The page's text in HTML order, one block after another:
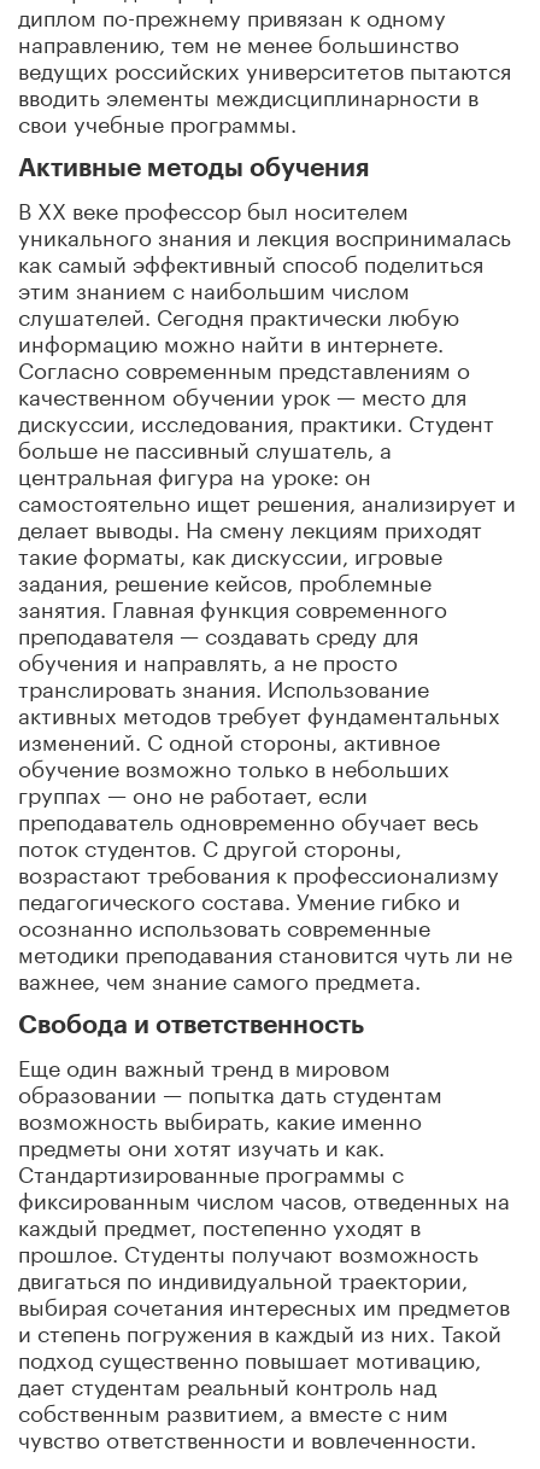
диплом по-прежнему привязан к одному
направлению, тем не менее большинство
ведущих российских университетов пытаются
вводить элементы междисциплинарности в
свои учебные программы.
Активные методы обучения
В ХХ веке профессор был носителем
уникального знания и лекция воспринималась
как самый эффективный способ поделиться
этим знанием с наибольшим числом
слушателей. Сегодня практически любую
информацию можно найти в интернете.
Согласно современным представлениям о
качественном обучении урок — место для
дискуссии, исследования, практики. Студент
больше не пассивный слушатель, а
центральная фигура на уроке: он
самостоятельно ищет решения, анализирует и
делает выводы. На смену лекциям приходят
такие форматы, как дискуссии, игровые
задания, решение кейсов, проблемные
занятия. Главная функция современного
преподавателя — создавать среду для
обучения и направлять, а не просто
транслировать знания. Использование
активных методов требует фундаментальных
изменений. С одной стороны, активное
обучение возможно только в небольших
группах — оно не работает, если
преподаватель одновременно обучает весь
поток студентов. С другой стороны,
возрастают требования к профессионализму
педагогического состава. Умение гибко и
осознанно использовать современные
методики преподавания становится чуть ли не
важнее, чем знание самого предмета.
Свобода и ответственность
Еще один важный тренд в мировом
образовании — попытка дать студентам
возможность выбирать, какие именно
предметы они хотят изучать и как.
Стандартизированные программы с
фиксированным числом часов, отведенных на
каждый предмет, постепенно уходят в
прошлое. Студенты получают возможность
двигаться по индивидуальной траектории,
выбирая сочетания интересных им предметов
и степень погружения в каждый из них. Такой
подход существенно повышает мотивацию,
дает студентам реальный контроль над
собственным развитием, а вместе с ним
чувство ответственности и вовлеченности.